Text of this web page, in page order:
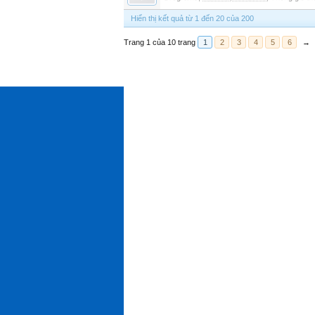
Hiển thị kết quả từ 1 đến 20 của 200
Trang 1 của 10 trang 1 2 3 4 5 6 →